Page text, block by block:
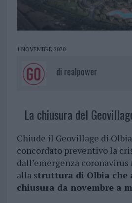
1 NOVEMBRE 2020
di realpower
La chiusura del
Chiude il Geovillage di
concordato preventivo la
dall’emergenza
alla struttura di Olbia che
chiusura da novembre a